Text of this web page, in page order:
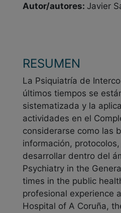
Autor/autores: Javier
RESUMEN
La Psiquiatría de
últimos tiempos se
sistematizada y la
actividades en el
considerarse como las
información,
desarrollar dentro del
Psychiatry in the
times in the public
profesional experience
Hospital of A Coruña,